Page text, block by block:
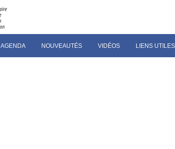
AGENDA NOUVEAUTÉS VIDÉOS LIENS UTILES